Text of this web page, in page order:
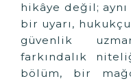
hikâye değil; aynı
bir uyarı,
güvenlik
farkındalık
bölüm, bir